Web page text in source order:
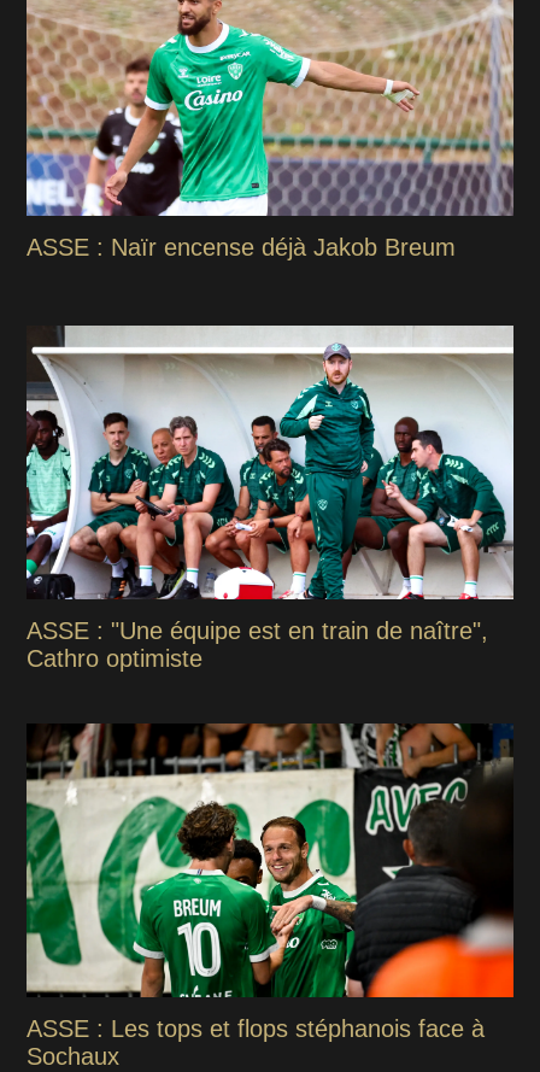
ASSE : Naïr encense déjà Jakob Breum
ASSE : "Une équipe est en train de naître",
Cathro optimiste
ASSE : Les tops et flops stéphanois face à
Sochaux